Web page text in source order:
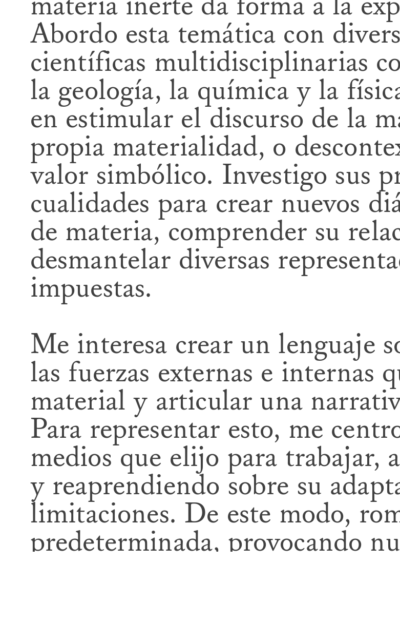
Abordo esta temática con
científicas multidisciplinarias
la geología, la química y la
en estimular el discurso de la
propia materialidad, o
valor simbólico. Investigo sus
cualidades para crear nuevos
de materia, comprender su
desmantelar diversas
impuestas.
Me interesa crear un lenguaje
las fuerzas externas e internas
material y articular una
Para representar esto, me
medios que elijo para trabajar,
y reaprendiendo sobre su
limitaciones. De este modo,
predeterminada, provocando